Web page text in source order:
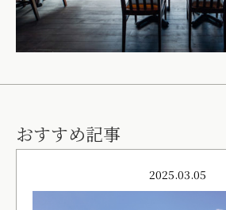
おすすめ記事
2025.03.05